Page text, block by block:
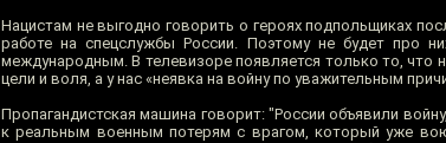
Нацистам не выгодно говорить о героях подпольщиках
работе на спецслужбы России. Поэтому не будет про
международным. В телевизоре появляется только то, что
цели и воля, а у нас «неявка на войну по уважительным
Пропагандистская машина говорит: "России объявили
к реальным военным потерям с врагом, который уже